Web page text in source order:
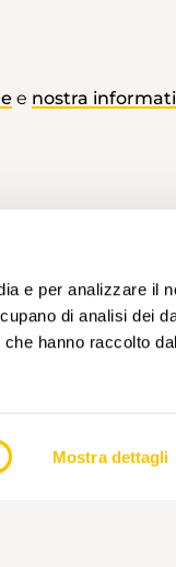
e per analizzare il
di analisi dei
hanno raccolto
Mostra dettagli
e nostra